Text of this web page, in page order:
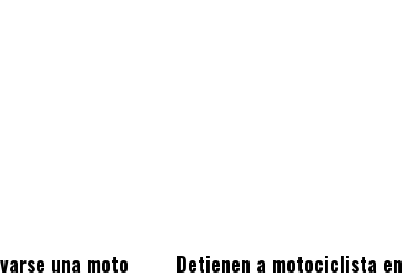
una moto
Detienen a motociclista